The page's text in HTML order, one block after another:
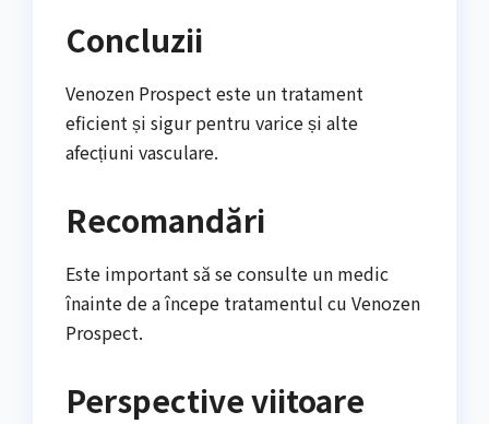
Concluzii
Venozen Prospect este un tratament
eficient și sigur pentru varice și alte
afecțiuni vasculare.
Recomandări
Este important să se consulte un medic
înainte de a începe tratamentul cu Venozen
Prospect.
Perspective viitoare